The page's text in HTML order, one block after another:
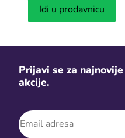
Vidi više
Idi u prodavnicu
Prijavi se za
akcije.